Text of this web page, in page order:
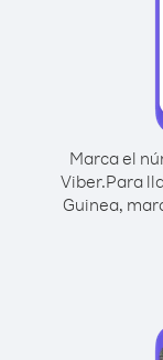
Marca el
Viber.Para
Guinea,